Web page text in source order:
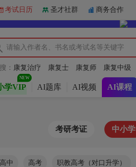
考试日历 圣才社群 商务合作
： 康复治疗 康复士 康复师 康复中级
学VIP AI题库 AI视频 AI课程
考研考证 中小学
高中 高考 职教高考（对口升学）